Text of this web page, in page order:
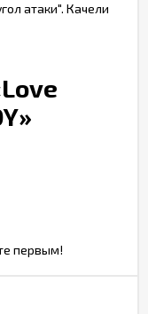
атаки". Качели
первым!